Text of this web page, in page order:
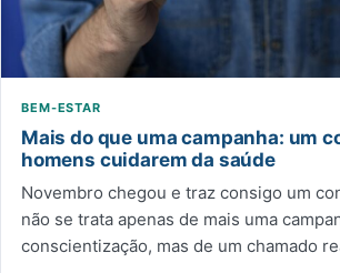
BEM-ESTAR
Mais do que uma campanha: um
homens cuidarem da saúde
Novembro chegou e traz consigo um
não se trata apenas de mais uma
conscientização, mas de um chamado